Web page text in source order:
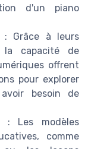
d'un piano
: Grâce à leurs
capacité de
offrent
pour explorer
besoin de
: Les modèles
comme